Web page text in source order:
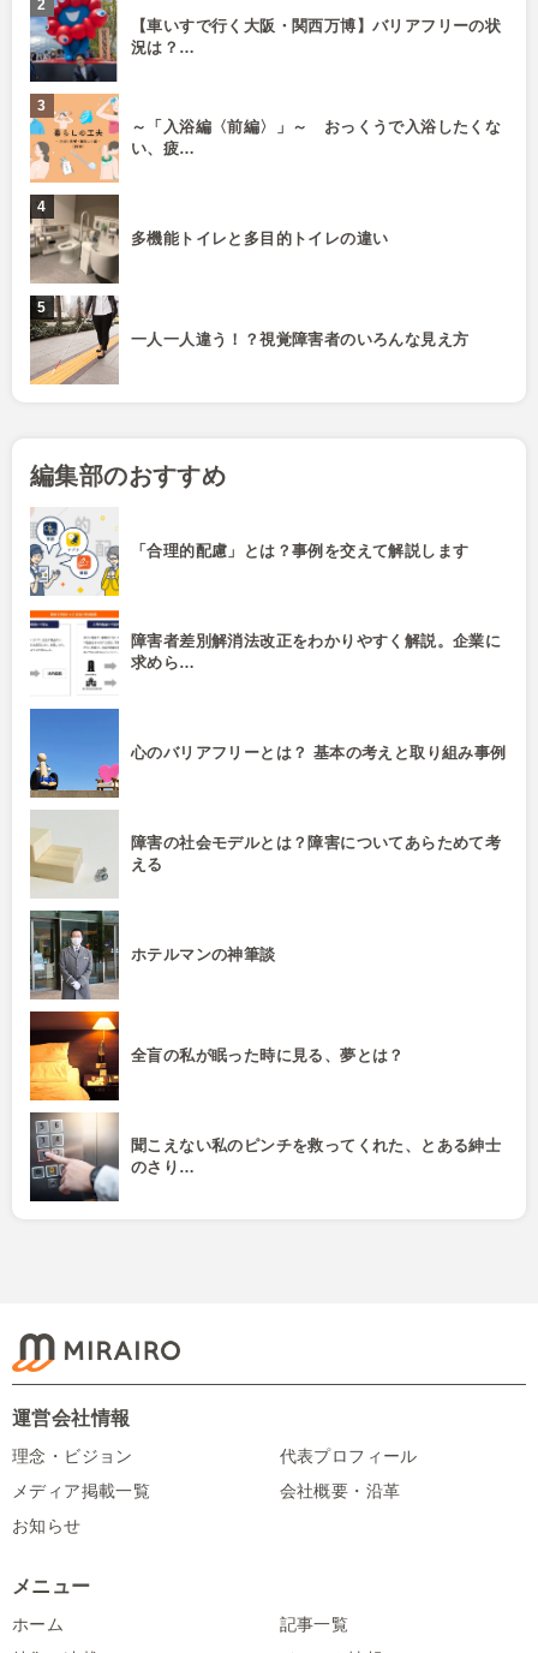
【車いすで行く大阪・関西万博】バリアフリーの状
況は？…
～「入浴編〈前編〉」～ おっくうで入浴したくな
い、疲…
多機能トイレと多目的トイレの違い
一人一人違う！？視覚障害者のいろんな見え方
編集部のおすすめ
「合理的配慮」とは？事例を交えて解説します
障害者差別解消法改正をわかりやすく解説。企業に
求めら…
心のバリアフリーとは？ 基本の考えと取り組み事例
障害の社会モデルとは？障害についてあらためて考
える
ホテルマンの神筆談
全盲の私が眠った時に見る、夢とは？
聞こえない私のピンチを救ってくれた、とある紳士
のさり…
運営会社情報
理念・ビジョン
代表プロフィール
メディア掲載一覧
会社概要・沿革
お知らせ
メニュー
ホーム
記事一覧